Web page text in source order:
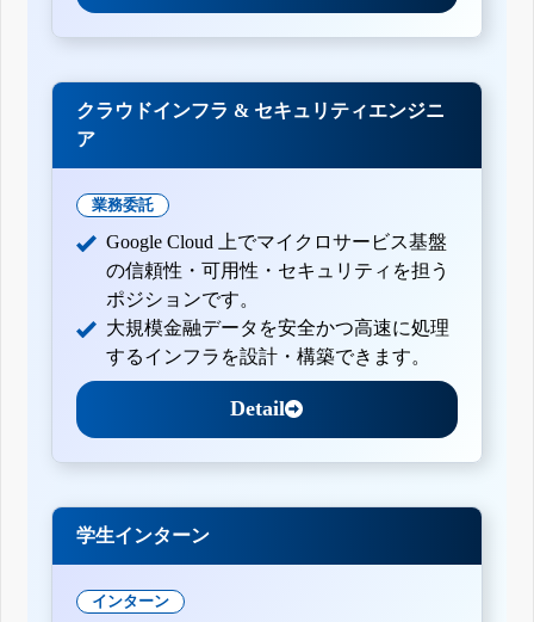
クラウドインフラ & セキュリティエンジニ
ア
業務委託
Google Cloud 上でマイクロサービス基盤
の信頼性・可用性・セキュリティを担う
ポジションです。
大規模金融データを安全かつ高速に処理
するインフラを設計・構築できます。
Detail
学生インターン
インターン